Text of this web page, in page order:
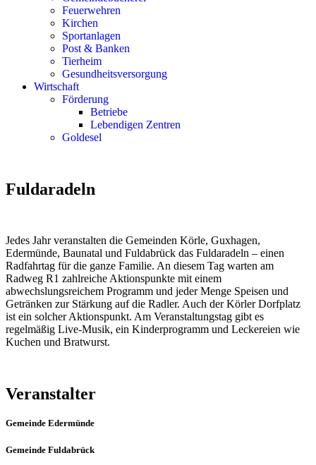
Feuerwehren
Kirchen
Sportanlagen
Post & Banken
Tierheim
Gesundheitsversorgung
Wirtschaft
Förderung
Betriebe
Lebendigen Zentren
Goldesel
Fuldaradeln
Jedes Jahr veranstalten die Gemeinden Körle, Guxhagen,
Edermünde, Baunatal und Fuldabrück das Fuldaradeln – einen
Radfahrtag für die ganze Familie. An diesem Tag warten am
Radweg R1 zahlreiche Aktionspunkte mit einem
abwechslungsreichem Programm und jeder Menge Speisen und
Getränken zur Stärkung auf die Radler. Auch der Körler Dorfplatz
ist ein solcher Aktionspunkt. Am Veranstaltungstag gibt es
regelmäßig Live-Musik, ein Kinderprogramm und Leckereien wie
Kuchen und Bratwurst.
Veranstalter
Gemeinde Edermünde
Gemeinde Fuldabrück